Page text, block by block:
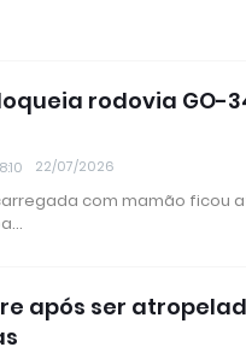
rodovia GO-
22/07/2026
com mamão ficou
após ser